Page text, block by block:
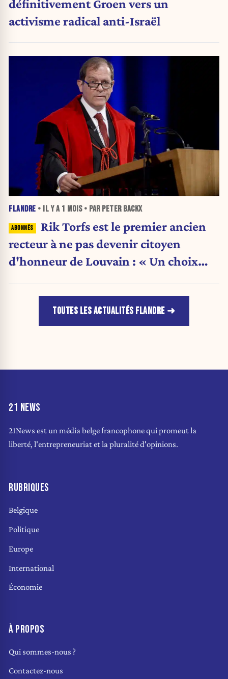
définitivement Groen vers un
activisme radical anti-Israël
FLANDRE • IL Y A 1 MOIS• PAR PETER BACKX
Rik Torfs est le premier ancien
recteur à ne pas devenir citoyen
d'honneur de Louvain : « Un choix
TOUTES LES ACTUALITÉS FLANDRE
21 NEWS
21News est un média belge francophone qui promeut la
liberté, l'entrepreneuriat et la pluralité d'opinions.
RUBRIQUES
Belgique
Politique
Europe
International
Économie
À PROPOS
Qui sommes-nous ?
Contactez-nous